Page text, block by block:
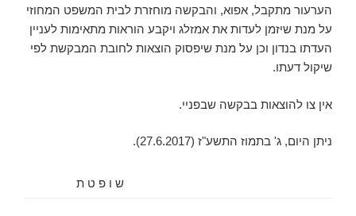
הערעור מתקבל, אפוא, והבקשה מוחזרת לבית המשפט המחוזי
על מנת שיזמן לעדות את אמזלג ויקבע הוראות מתאימות לעניין
העדתו בנדון וכן על מנת שיפסוק הוצאות לחובת המבקשת לפי
שיקול דעתו.
אין צו להוצאות בבקשה שבפניי.
ניתן היום, ‏ג' בתמוז התשע"ז (‏27.6.2017).
ש ו פ ט ת